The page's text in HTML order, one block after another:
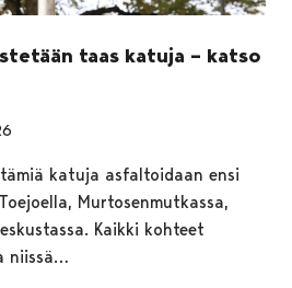
taas katuja – katso
katuja asfaltoidaan ensi
Murtosenmutkassa,
Kaikki kohteet
niissä…